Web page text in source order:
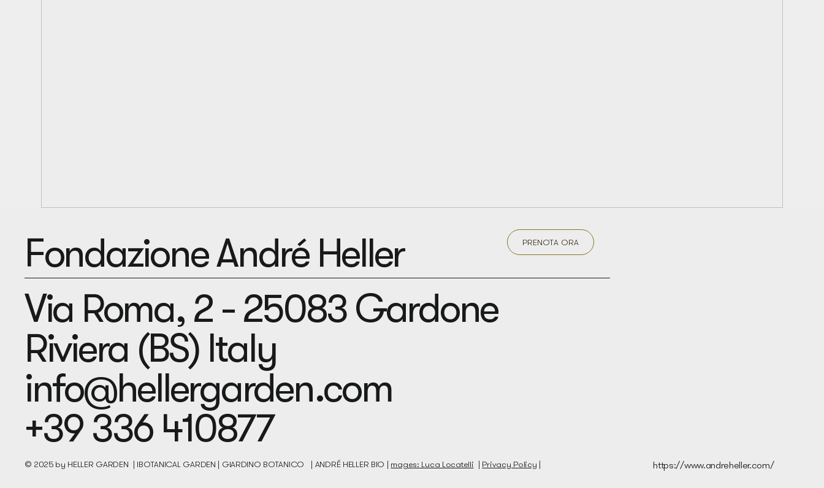
Fondazione André Heller PRENOTA ORA
Via Roma, 2 - 25083 Gardone
Riviera (BS) Italy
info@hellergarden.com
+39 336 410877
© 2025 by HELLER GARDEN | IBOTANICAL GARDEN | GIARDINO BOTANICO | ANDRÉ HELLER BIO | mages: Luca Locatelli | Privacy Policy | https://www.andreheller.com/